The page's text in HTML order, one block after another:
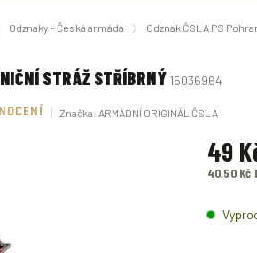
Odznaky - Česká armáda Odznak ČSLA PS
STRÁŽ STŘÍBRNÝ 15036964
Značka: ARMÁDNÍ ORIGINÁL ČSLA
49
40,50 Kč
cena: